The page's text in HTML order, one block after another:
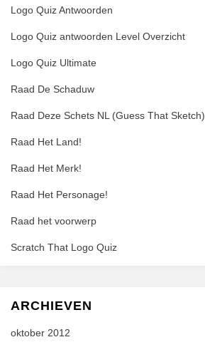
Logo Quiz Antwoorden
Logo Quiz antwoorden Level Overzicht
Logo Quiz Ultimate
Raad De Schaduw
Raad Deze Schets NL (Guess That Sketch)
Raad Het Land!
Raad Het Merk!
Raad Het Personage!
Raad het voorwerp
Scratch That Logo Quiz
ARCHIEVEN
oktober 2012